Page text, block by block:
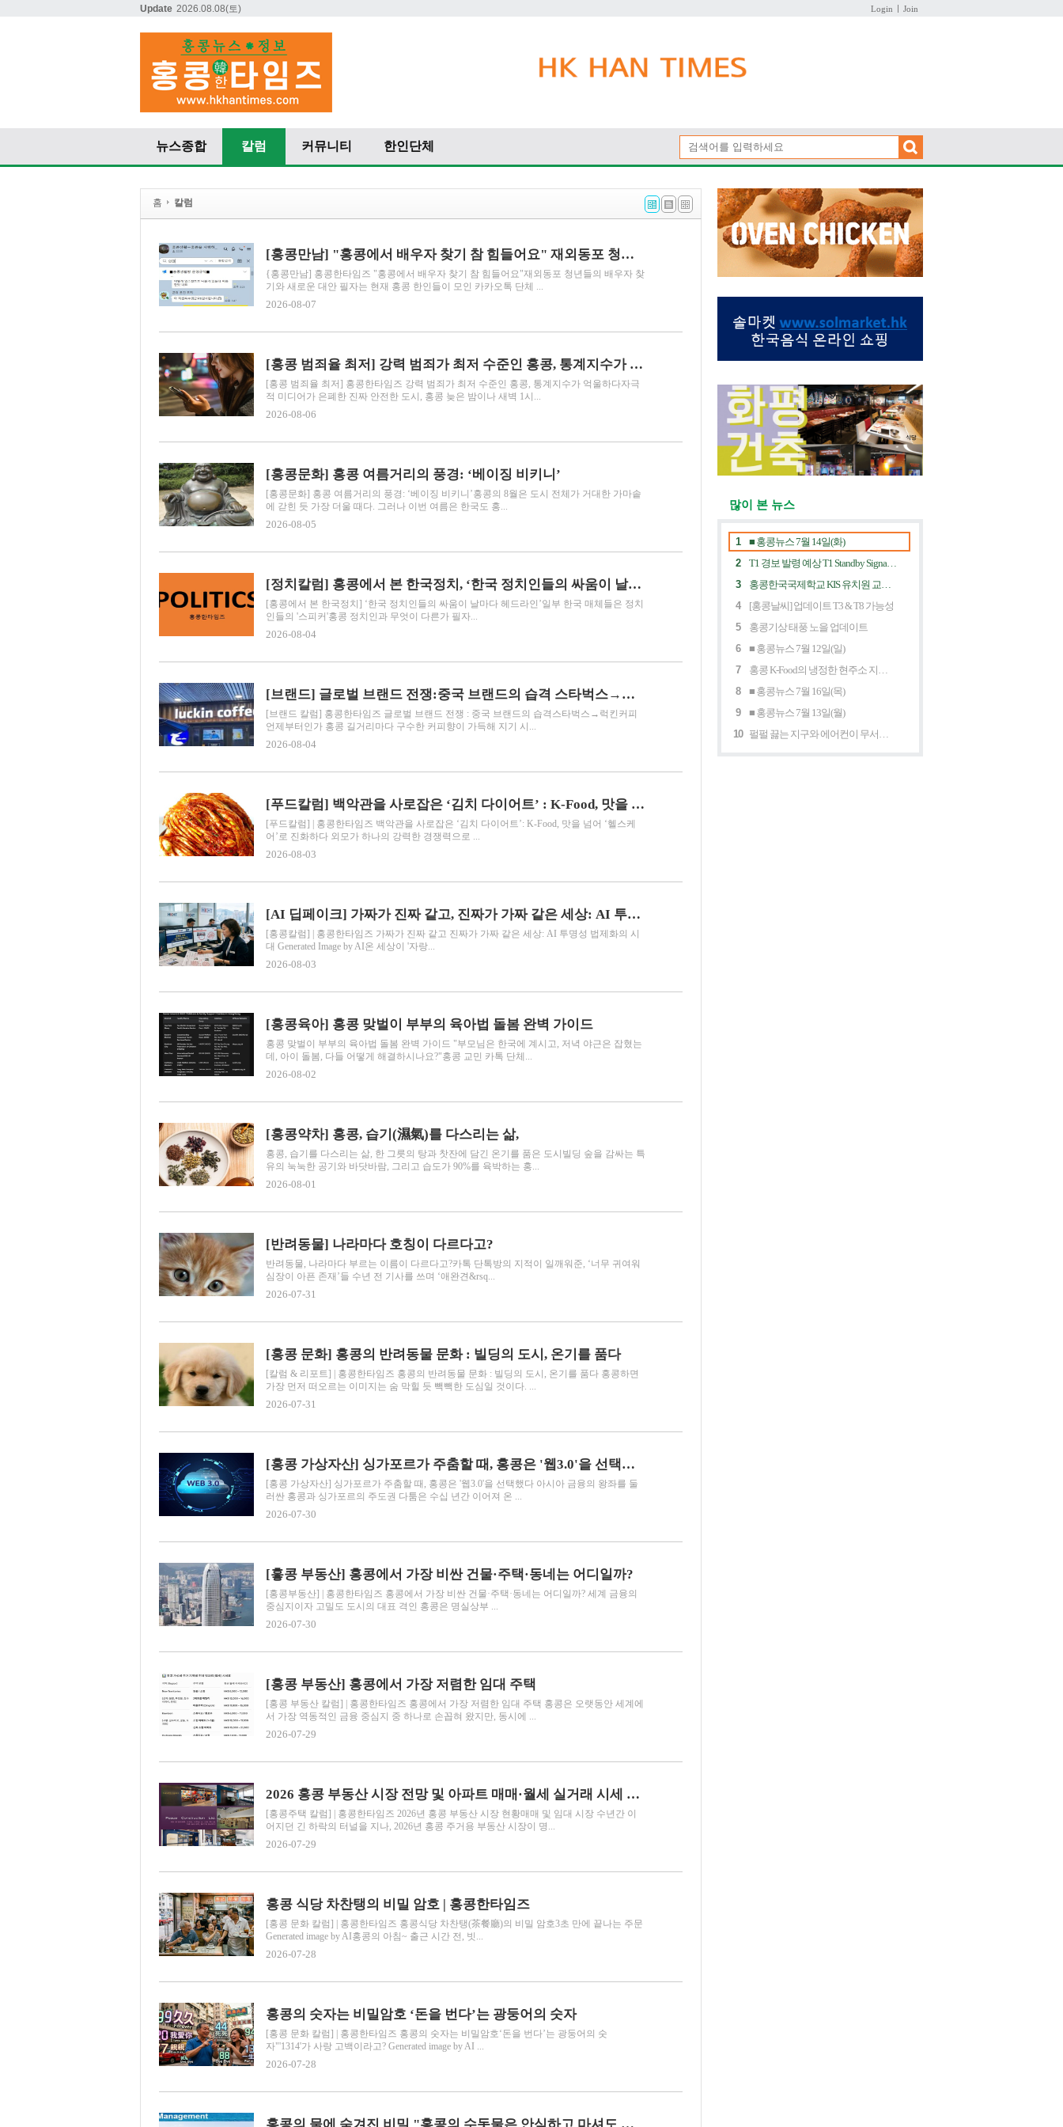
Login Join
Update 2026.08.08(토)
뉴스종합 칼럼 커뮤니티 한인단체
홈 칼럼
[홍콩만남] "홍콩에서 배우자 찾기 참 힘들어요" 재외동포 청년들의 배우자 찾기와 새로운 대안
{홍콩만남] 홍콩한타임즈 "홍콩에서 배우자 찾기 참 힘들어요"재외동포 청년들의 배우자 찾
기와 새로운 대안 필자는 현재 홍콩 한인들이 모인 카카오톡 단체 ...
2026-08-07
[홍콩 범죄율 최저] 강력 범죄가 최저 수준인 홍콩, 통계지수가 억울하다
[홍콩 범죄율 최저] 홍콩한타임즈 강력 범죄가 최저 수준인 홍콩, 통계지수가 억울하다자극
적 미디어가 은폐한 진짜 안전한 도시, 홍콩 늦은 밤이나 새벽 1시...
2026-08-06
[홍콩문화] 홍콩 여름거리의 풍경: ‘베이징 비키니’
[홍콩문화] 홍콩 여름거리의 풍경: ‘베이징 비키니’홍콩의 8월은 도시 전체가 거대한 가마솥
에 갇힌 듯 가장 더울 때다. 그러나 이번 여름은 한국도 홍...
2026-08-05
[정치칼럼] 홍콩에서 본 한국정치, ‘한국 정치인들의 싸움이 날마다 헤드라인’
[홍콩에서 본 한국정치] ‘한국 정치인들의 싸움이 날마다 헤드라인’일부 한국 매체들은 정치
인들의 '스피커'홍콩 정치인과 무엇이 다른가 필자...
2026-08-04
[브랜드] 글로벌 브랜드 전쟁:중국 브랜드의 습격 스타벅스→럭킨커피
[브랜드 칼럼] 홍콩한타임즈 글로벌 브랜드 전쟁 : 중국 브랜드의 습격스타벅스→럭킨커피
언제부터인가 홍콩 길거리마다 구수한 커피향이 가득해 지기 시...
2026-08-04
[푸드칼럼] 백악관을 사로잡은 ‘김치 다이어트’ : K-Food, 맛을 넘어 ‘헬스케어’로 진화하다
[푸드칼럼] | 홍콩한타임즈 백악관을 사로잡은 ‘김치 다이어트’: K-Food, 맛을 넘어 ‘헬스케
어’로 진화하다 외모가 하나의 강력한 경쟁력으로 ...
2026-08-03
[AI 딥페이크] 가짜가 진짜 같고, 진짜가 가짜 같은 세상: AI 투명성 법제화의 시대
[홍콩칼럼] | 홍콩한타임즈 가짜가 진짜 같고 진짜가 가짜 같은 세상: AI 투명성 법제화의 시
대 Generated Image by AI온 세상이 '자랑...
2026-08-03
[홍콩육아] 홍콩 맞벌이 부부의 육아법 돌봄 완벽 가이드
홍콩 맞벌이 부부의 육아법 돌봄 완벽 가이드 "부모님은 한국에 계시고, 저녁 야근은 잡혔는
데, 아이 돌봄, 다들 어떻게 해결하시나요?"홍콩 교민 카톡 단체...
2026-08-02
[홍콩약차] 홍콩, 습기(濕氣)를 다스리는 삶,
홍콩, 습기를 다스리는 삶, 한 그릇의 탕과 찻잔에 담긴 온기를 품은 도시빌딩 숲을 감싸는 특
유의 눅눅한 공기와 바닷바람, 그리고 습도가 90%를 육박하는 홍...
2026-08-01
[반려동물] 나라마다 호칭이 다르다고?
반려동물, 나라마다 부르는 이름이 다르다고?카톡 단톡방의 지적이 일깨워준, ‘너무 귀여워
심장이 아픈 존재’들 수년 전 기사를 쓰며 ‘애완견&rsq...
2026-07-31
[홍콩 문화] 홍콩의 반려동물 문화 : 빌딩의 도시, 온기를 품다
[칼럼 & 리포트] | 홍콩한타임즈 홍콩의 반려동물 문화 : 빌딩의 도시, 온기를 품다 홍콩하면
가장 먼저 떠오르는 이미지는 숨 막힐 듯 빽빽한 도심일 것이다. ...
2026-07-31
[홍콩 가상자산] 싱가포르가 주춤할 때, 홍콩은 '웹3.0'을 선택했다
[홍콩 가상자산] 싱가포르가 주춤할 때, 홍콩은 '웹3.0'을 선택했다 아시아 금융의 왕좌를 둘
러싼 홍콩과 싱가포르의 주도권 다툼은 수십 년간 이어져 온 ...
2026-07-30
[홓콩 부동산] 홍콩에서 가장 비싼 건물·주택·동네는 어디일까?
[홍콩부동산] | 홍콩한타임즈 홍콩에서 가장 비싼 건물·주택·동네는 어디일까? 세계 금융의
중심지이자 고밀도 도시의 대표 격인 홍콩은 명실상부 ...
2026-07-30
[홍콩 부동산] 홍콩에서 가장 저렴한 임대 주택
[홍콩 부동산 칼럼] | 홍콩한타임즈 홍콩에서 가장 저렴한 임대 주택 홍콩은 오랫동안 세계에
서 가장 역동적인 금융 중심지 중 하나로 손꼽혀 왔지만, 동시에 ...
2026-07-29
2026 홍콩 부동산 시장 전망 및 아파트 매매·월세 실거래 시세 총정리
[홍콩주택 칼럼] | 홍콩한타임즈 2026년 홍콩 부동산 시장 현황매매 및 임대 시장 수년간 이
어지던 긴 하락의 터널을 지나, 2026년 홍콩 주거용 부동산 시장이 명...
2026-07-29
홍콩 식당 차찬탱의 비밀 암호 | 홍콩한타임즈
[홍콩 문화 칼럼] | 홍콩한타임즈 홍콩식당 차찬탱(茶餐廳)의 비밀 암호3초 만에 끝나는 주문
Generated image by AI홍콩의 아침~ 출근 시간 전, 빗...
2026-07-28
홍콩의 숫자는 비밀암호 ‘돈을 번다’는 광둥어의 숫자
[홍콩 문화 칼럼] | 홍콩한타임즈 홍콩의 숫자는 비밀암호‘돈을 번다’는 광둥어의 숫
자"'1314'가 사랑 고백이라고? Generated image by AI ...
2026-07-28
많이 본 뉴스
1
■ 홍콩뉴스 7월 14일(화)
2
3
4
[홍콩날씨] 업데이트 T3 & T8 가능성
5
홍콩기상 태풍 노을 업데이트
6
■ 홍콩뉴스 7월 12일(일)
7
8
■ 홍콩뉴스 7월 16일(목)
9
■ 홍콩뉴스 7월 13일(월)
10